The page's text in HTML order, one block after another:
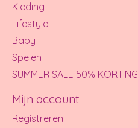
Kleding
Lifestyle
Baby
Spelen
SUMMER SALE 50% KORTING
Mijn account
Registreren